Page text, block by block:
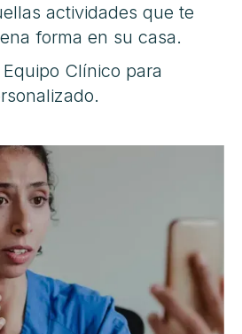
actividades que te
forma en su casa.
Clínico para